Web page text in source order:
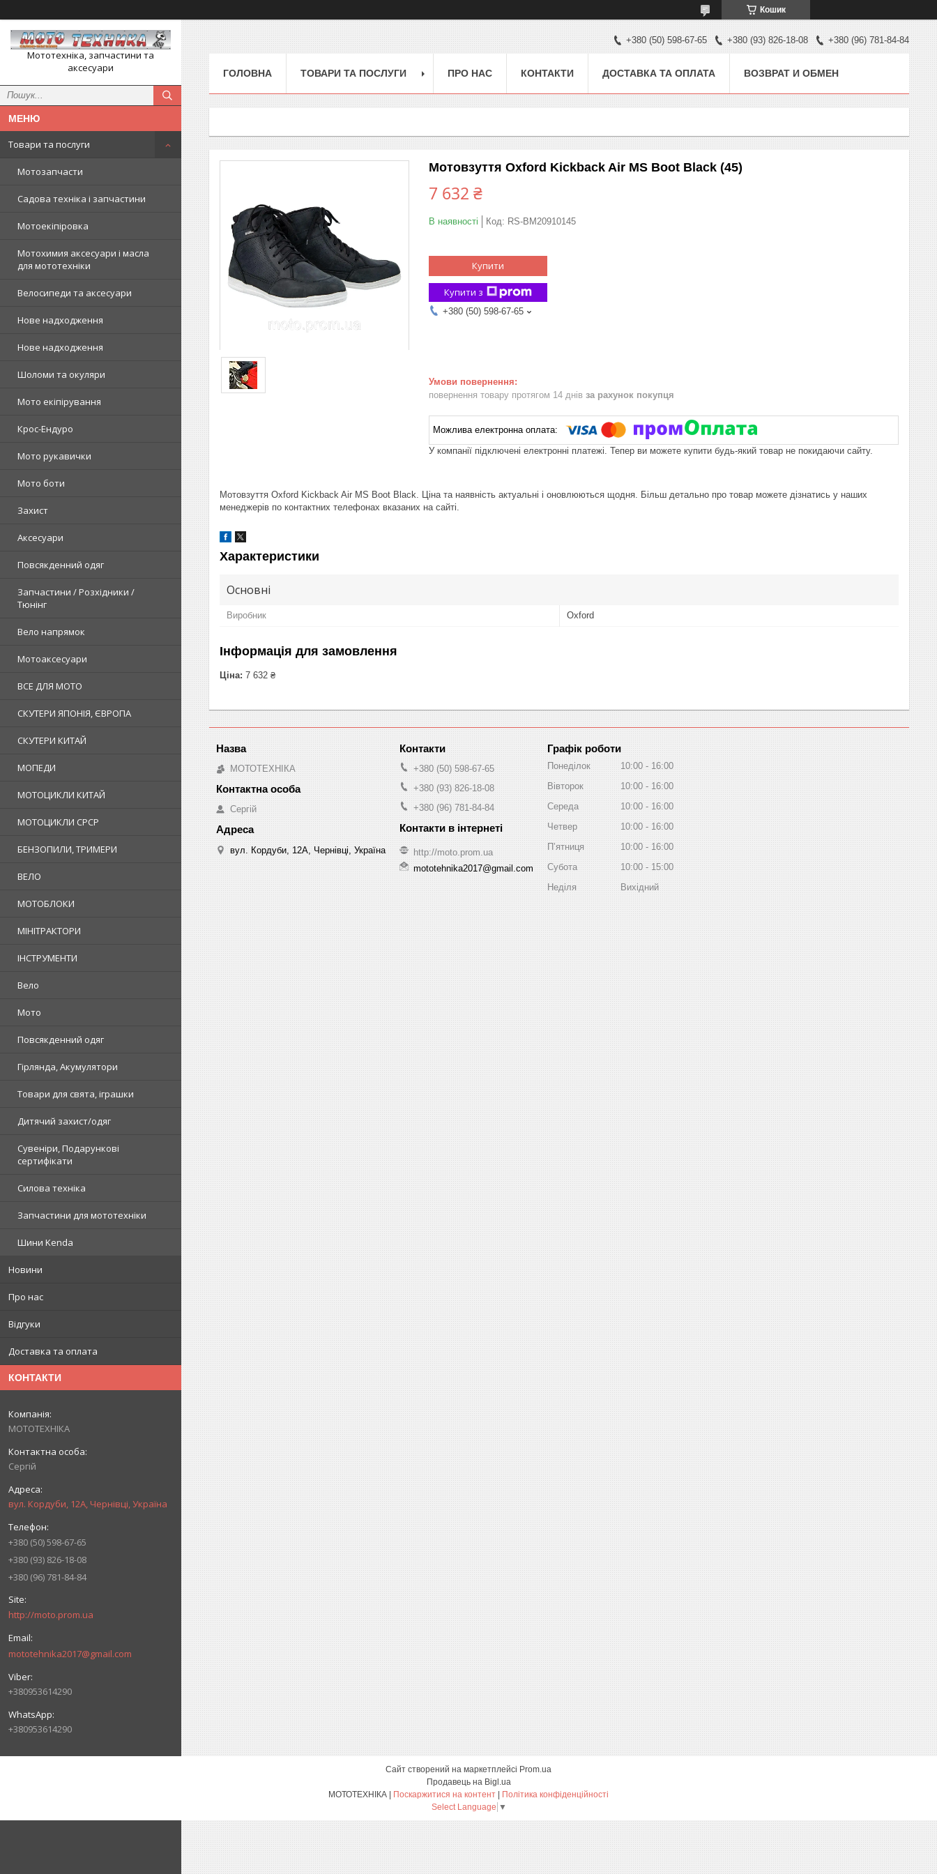
Кошик
Мототехніка, запчастини та
аксесуари
Товари та послуги
Мотозапчасти
Садова техніка і запчастини
Мотоекіпіровка
Мотохимия аксесуари і масла
для мототехніки
Велосипеди та аксесуари
Нове надходження
Нове надходження
Шоломи та окуляри
Мото екіпірування
Крос-Ендуро
Мото рукавички
Мото боти
Захист
Аксесуари
Повсякденний одяг
Запчастини / Розхідники /
Тюнінг
Вело напрямок
Мотоаксесуари
ВСЕ ДЛЯ МОТО
СКУТЕРИ ЯПОНІЯ, ЄВРОПА
СКУТЕРИ КИТАЙ
МОПЕДИ
МОТОЦИКЛИ КИТАЙ
МОТОЦИКЛИ СРСР
БЕНЗОПИЛИ, ТРИМЕРИ
ВЕЛО
МОТОБЛОКИ
МІНІТРАКТОРИ
ІНСТРУМЕНТИ
Вело
Мото
Повсякденний одяг
Гірлянда, Акумулятори
Товари для свята, іграшки
Дитячий захист/одяг
Сувеніри, Подарункові
сертифікати
Силова техніка
Запчастини для мототехніки
Шини Kenda
Новини
Про нас
Відгуки
Доставка та оплата
КОНТАКТИ
МОТОТЕХНІКА
Сергій
вул. Кордуби, 12А, Чернівці, Україна
+380 (50) 598-67-65
+380 (93) 826-18-08
+380 (96) 781-84-84
http://moto.prom.ua
mototehnika2017@gmail.com
+380953614290
+380953614290
+380 (50) 598-67-65 +380 (93) 826-18-08 +380 (96) 781-84-84
ГОЛОВНА ТОВАРИ ТА ПОСЛУГИ ПРО НАС КОНТАКТИ ДОСТАВКА ТА ОПЛАТА ВОЗВРАТ И ОБМЕН
Мотовзуття Oxford Kickback Air MS Boot Black (45)
7 632 ₴
В наявності Код: RS-BM20910145
Купити
Купити з
+380 (50) 598-67-65
повернення товару протягом 14 днів за рахунок покупця
У компанії підключені електронні платежі. Тепер ви можете купити будь-який товар не покидаючи сайту.
Мотовзуття Oxford Kickback Air MS Boot Black. Ціна та наявність актуальні і оновлюються щодня. Більш детально про товар можете дізнатись у наших
менеджерів по контактних телефонах вказаних на сайті.
Характеристики
Основні
Виробник Oxford
Інформація для замовлення
Ціна: 7 632 ₴
МОТОТЕХНІКА
Сергій
вул. Кордуби, 12А, Чернівці, Україна
+380 (50) 598-67-65
+380 (93) 826-18-08
+380 (96) 781-84-84
http://moto.prom.ua
mototehnika2017@gmail.com
Графік роботи
Понеділок 10:00
16:00
Вівторок
10:00
16:00
Середа
10:00
16:00
Четвер
10:00
16:00
Пʼятниця
10:00
16:00
Субота
10:00
15:00
Неділя
Вихідний
Сайт створений на маркетплейсі Prom.ua
Продавець на Bigl.ua
МОТОТЕХНІКА | Поскаржитися на контент | Політика конфіденційності
Select Language ▼